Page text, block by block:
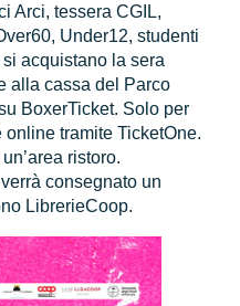
Arci, tessera CGIL,
Under12, studenti
acquistano la sera
alla cassa del Parco
BoxerTicket. Solo per
tramite TicketOne.
ristoro.
consegnato un
LibrerieCoop.